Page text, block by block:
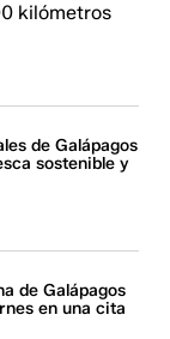
kilómetros
de Galápagos
sostenible y
de Galápagos
en una cita